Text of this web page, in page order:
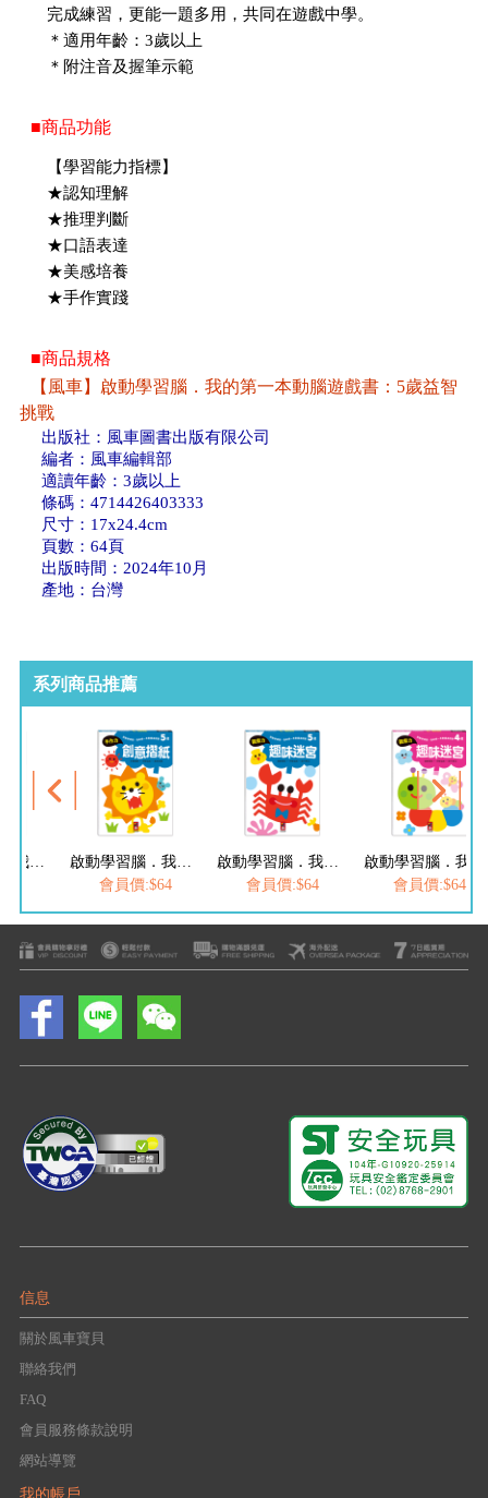
完成練習，更能一題多用，共同在遊戲中學。
＊適用年齡：3歲以上
＊附注音及握筆示範
■商品功能
【學習能力指標】
★認知理解
★推理判斷
★口語表達
★美感培養
★手作實踐
■商品規格
【風車】啟動學習腦．我的第一本動腦遊戲書：5歲益智
挑戰
出版社：風車圖書出版有限公司
編者：風車編輯部
適讀年齡：3歲以上
條碼：4714426403333
尺寸：17x24.4cm
頁數：64頁
出版時間：2024年10月
產地：台灣
系列商品推薦
會員價:$64
會員價:$64
會員價:$64
信息
關於風車寶貝
聯絡我們
FAQ
會員服務條款說明
網站導覽
我的帳戶